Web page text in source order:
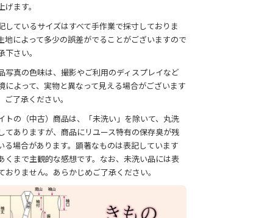
げます。
ているサイズはすべて手作業で採寸しておりま
地によって多少の誤差がでることがございますので
下さい。
写真の色味は、撮影やご利用のディスプレイなど
によって、実物と異なって見える場合がございます
ご了承ください。
トの（中古）商品は、「未洗い」を除いて、丸洗
てありますが、商品にリユース特有の保存臭が残
る場合があります。顕著なものは表記しています
くまで主観的な感想です。なお、未洗い品には表
おりません。あらかじめご了承ください。